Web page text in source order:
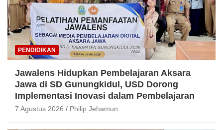
PENDIDIKAN
Jawalens Hidupkan Pembelajaran Aksara
Jawa di SD Gunungkidul, USD Dorong
Implementasi Inovasi dalam Pembelajaran
7 Agustus 2026 Philip Jehamun